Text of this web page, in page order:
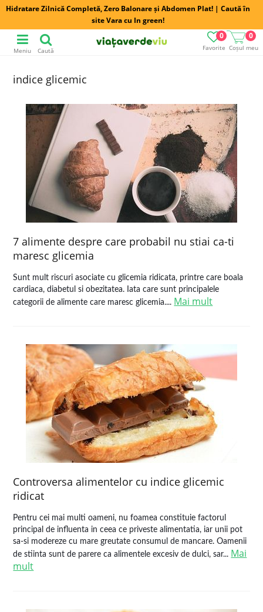
Hidratare Zilnică Completă, Zero Balonare și Abdomen Plat! | Caută în
site Vara cu In green!
Favorite
0
Coșul meu
0
Meniu Caută
indice glicemic
7 alimente despre care probabil nu stiai ca-ti
maresc glicemia
Sunt mult riscuri asociate cu glicemia ridicata, printre care boala
cardiaca, diabetul si obezitatea. Iata care sunt principalele
categorii de alimente care maresc glicemia.... Mai mult
Controversa alimentelor cu indice glicemic
ridicat
Pentru cei mai multi oameni, nu foamea constituie factorul
principal de influenta in ceea ce priveste alimentatia, iar unii pot
sa-si modereze cu mare greutate consumul de mancare. Oamenii
de stiinta sunt de parere ca alimentele excesiv de dulci, sar... Mai
mult